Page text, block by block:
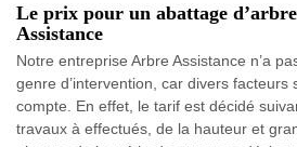
Le prix pour un abattage
Assistance
Notre entreprise Arbre Assistance n’a
genre d’intervention, car divers facteurs
compte. En effet, le tarif est décidé
travaux à effectués, de la hauteur et